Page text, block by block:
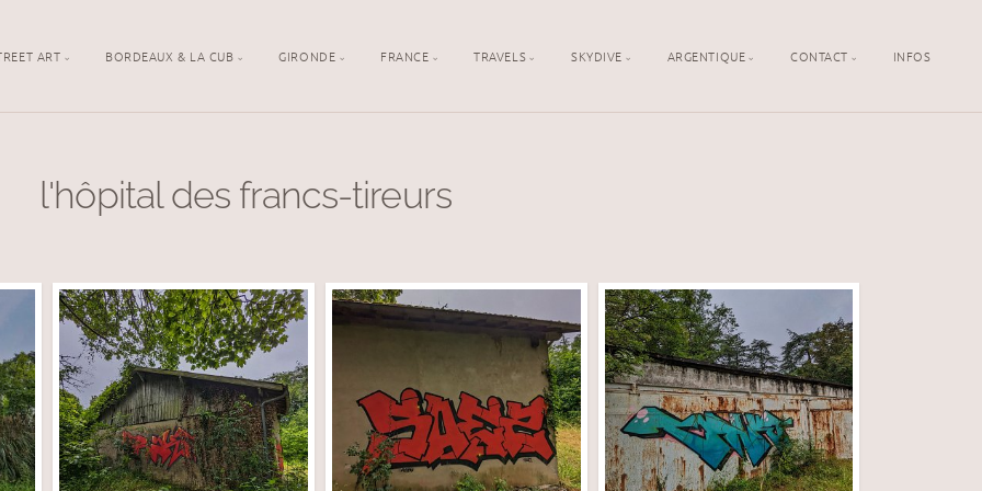
ART BORDEAUX & LA CUB GIRONDE FRANCE TRAVELS SKYDIVE ARGENTIQUE CONTACT INFOS
l'hôpital des francs-tireurs